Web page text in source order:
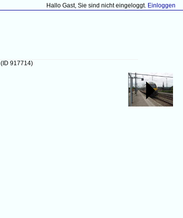
Hallo Gast, Sie sind nicht eingeloggt. Einloggen
(ID 917714)